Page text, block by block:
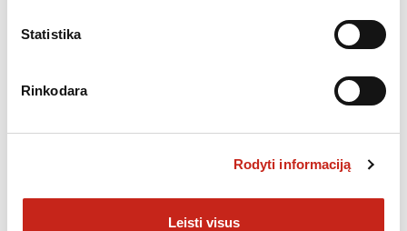
Statistika
Rinkodara
Rodyti informaciją
Leisti visus
Pristatymas: klausti.